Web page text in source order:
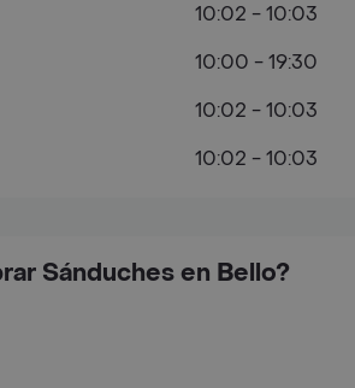
Sánduches en Bello?
10:02 - 10:03
10:00 - 19:30
10:02 - 10:03
10:02 - 10:03